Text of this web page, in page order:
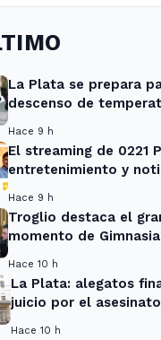
La Plata se prepara
descenso de
Hace 9 h
El streaming de 0221
entretenimiento y
Hace 9 h
Troglio destaca el
momento de
Hace 10 h
La Plata: alegatos
juicio por el
Hace 10 h